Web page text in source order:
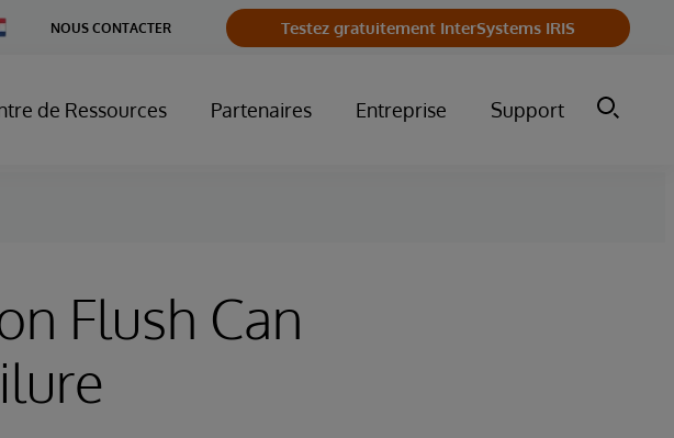
NOUS CONTACTER Testez gratuitement InterSystems IRIS
de Ressources Partenaires Entreprise Support
Flush Can